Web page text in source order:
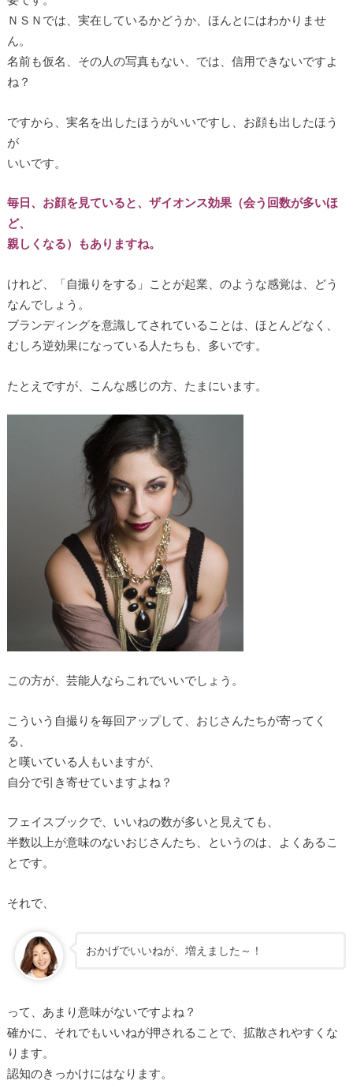
ＮＳＮでは、実在しているかどうか、ほんとにはわかりませ
ん。
名前も仮名、その人の写真もない、では、信用できないですよ
ね？
ですから、実名を出したほうがいいですし、お顔も出したほう
が
いいです。
毎日、お顔を見ていると、ザイオンス効果（会う回数が多いほ
ど、
親しくなる）もありますね。
けれど、「自撮りをする」ことが起業、のような感覚は、どう
なんでしょう。
ブランディングを意識してされていることは、ほとんどなく、
むしろ逆効果になっている人たちも、多いです。
たとえですが、こんな感じの方、たまにいます。
この方が、芸能人ならこれでいいでしょう。
こういう自撮りを毎回アップして、おじさんたちが寄ってく
る、
と嘆いている人もいますが、
自分で引き寄せていますよね？
フェイスブックで、いいねの数が多いと見えても、
半数以上が意味のないおじさんたち、というのは、よくあるこ
とです。
それで、
おかげでいいねが、増えました～！
って、あまり意味がないですよね？
確かに、それでもいいねが押されることで、拡散されやすくな
ります。
認知のきっかけにはなります。